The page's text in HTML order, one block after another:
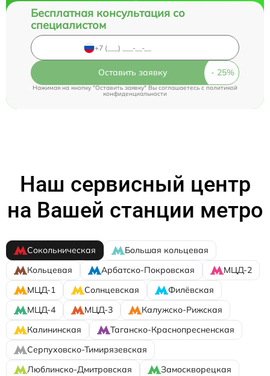
Бесплатная консультация со
специалистом
Оставить заявку
Нажимая на кнопку "Оставить заявку" Вы соглашаетесь c политикой
конфиденциальности
Наш сервисный центр
на Вашей станции метро
Сокольническая
Большая кольцевая
Кольцевая
Арбатско-Покровская
МЦД-2
МЦД-1
Солнцевская
Филёвская
МЦД-4
МЦД-3
Калужско-Рижская
Калининская
Таганско-Краснопресненская
Серпуховско-Тимирязевская
Люблинско-Дмитровская
Замоскворецкая